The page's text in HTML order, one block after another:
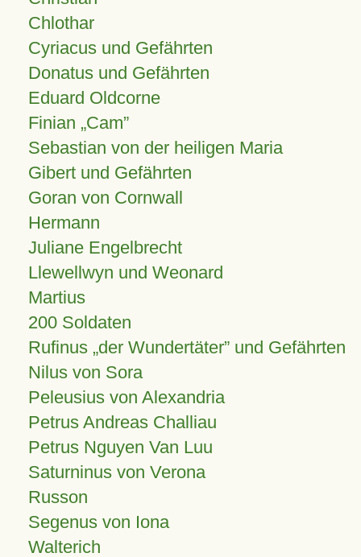
Chlothar
Cyriacus und Gefährten
Donatus und Gefährten
Eduard Oldcorne
Finian Cam
Sebastian von der heiligen Maria
Gibert und Gefährten
Goran von Cornwall
Hermann
Juliane Engelbrecht
Llewellwyn und Weonard
Martius
200 Soldaten
Rufinus „der Wundertäter” und Gefährten
Nilus von Sora
Peleusius von Alexandria
Petrus Andreas Challiau
Petrus Nguyen Van Luu
Saturninus von Verona
Russon
Segenus von Iona
Walterich